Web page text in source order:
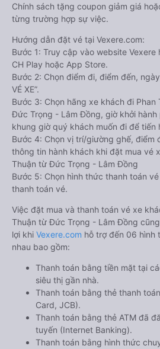
Chính sách tặng coupon giảm giá
từng trường hợp sự việc.
Hướng dẫn đặt vé tại Vexere.com:
Bước 1: Truy cập vào website Vexere
CH Play hoặc App Store.
Bước 2: Chọn điểm đi, điểm đến,
VÉ XE”.
Bước 3: Chọn hãng xe khách đi Phan
Đức Trọng - Lâm Đồng, giờ khởi hành
khung giờ quý khách muốn đi để tiến
Bước 4: Chọn vị trí/giường ghế, điểm
thông tin hành khách khi đặt mua vé
Thuận từ Đức Trọng - Lâm Đồng
Bước 5: Chọn hình thức thanh toán
thanh toán vé.
Việc đặt mua và thanh toán vé xe
Thuận từ Đức Trọng - Lâm Đồng
lợi khi Vexere.com hỗ trợ đến 06 hình
nhau bao gồm:
Thanh toán bằng tiền mặt tại
siêu thị gần nhà.
Thanh toán bằng thẻ thanh
Card, JCB).
Thanh toán bằng thẻ ATM đã
tuyến (Internet Banking).
Thanh toán bằng hình thức